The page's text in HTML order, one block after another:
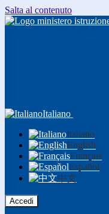
Salta al contenuto
Italiano
Italiano
English
Français
Español
中文
Accedi